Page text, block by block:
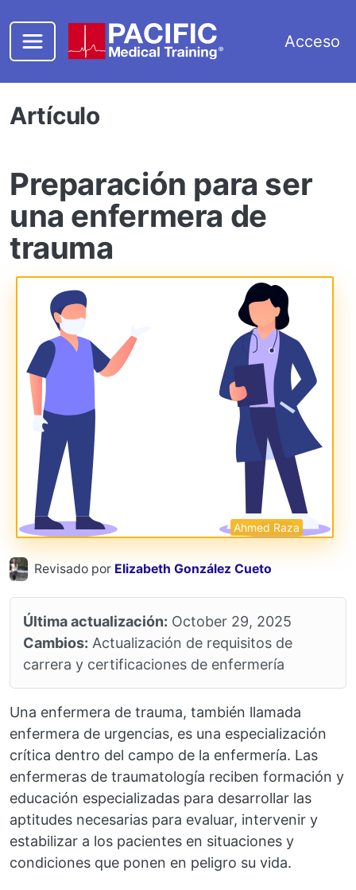
Acceso
Artículo
Preparación para ser
una enfermera de
trauma
Ahmed Raza
Revisado por Elizabeth González Cueto
Última actualización: October 29, 2025
Cambios: Actualización de requisitos de
carrera y certificaciones de enfermería
Una enfermera de trauma, también llamada
enfermera de urgencias, es una especialización
crítica dentro del campo de la enfermería. Las
enfermeras de traumatología reciben formación y
educación especializadas para desarrollar las
aptitudes necesarias para evaluar, intervenir y
estabilizar a los pacientes en situaciones y
condiciones que ponen en peligro su vida.